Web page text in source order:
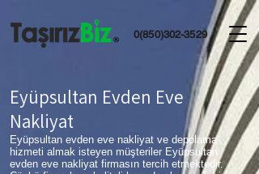
0(850)302-3529
Eyüpsultan Evden Eve
Nakliyat
Eyüpsultan evden eve nakliyat ve depolama
hizmeti almak isteyen müşteriler Eyüpsultan
evden eve nakliyat firmasın tercih etmektedir.